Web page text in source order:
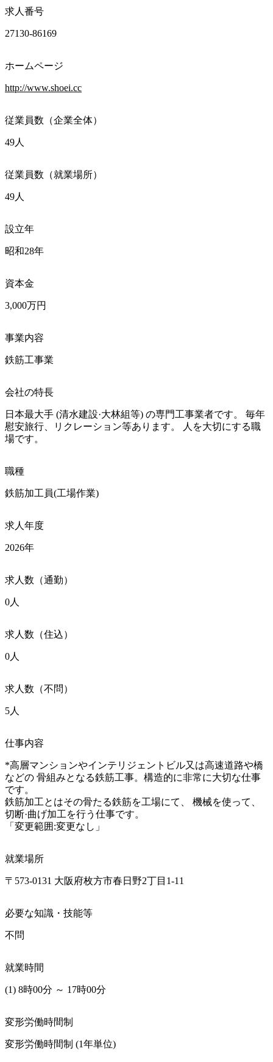
求人番号
27130-86169
ホームページ
http://www.shoei.cc
従業員数（企業全体）
49人
従業員数（就業場所）
49人
設立年
昭和28年
資本金
3,000万円
事業内容
鉄筋工事業
会社の特長
日本最大手 (清水建設·大林組等) の専門工事業者です。 毎年
慰安旅行、リクレーション等あります。 人を大切にする職
場です。
職種
鉄筋加工員(工場作業)
求人年度
2026年
求人数（通勤）
0人
求人数（住込）
0人
求人数（不問）
5人
仕事内容
*高層マンションやインテリジェントビル又は高速道路や橋
などの 骨組みとなる鉄筋工事。構造的に非常に大切な仕事
です。
鉄筋加工とはその骨たる鉄筋を工場にて、 機械を使って、
切断·曲げ加工を行う仕事です。
「変更範囲:変更なし」
就業場所
〒573-0131 大阪府枚方市春日野2丁目1-11
必要な知識・技能等
不問
就業時間
(1) 8時00分 ～ 17時00分
変形労働時間制
変形労働時間制 (1年単位)